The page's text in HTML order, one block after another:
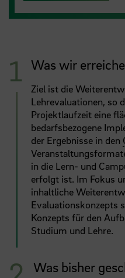
Was wir
Ziel ist die
Lehrevaluationen, so
Projektlaufzeit eine
bedarfsbezogene
der Ergebnisse in den
in die Lern- und
erfolgt ist. Im Fokus
inhaltliche
Evaluationskonzepts
Konzepts für den
Studium und Lehre.
Was bisher